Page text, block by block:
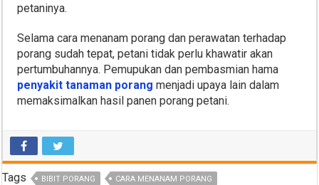
petaninya.
Selama cara menanam porang dan perawatan terhadap
porang sudah tepat, petani tidak perlu khawatir akan
pertumbuhannya. Pemupukan dan pembasmian hama
penyakit tanaman porang menjadi upaya lain dalam
memaksimalkan hasil panen porang petani.
Tags BIBIT PORANG CARA MENANAM PORANG